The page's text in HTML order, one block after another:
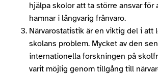
hjälpa skolor att ta större ansvar för
hamnar i långvarig frånvaro.
Närvarostatistik är en viktig del i att
skolans problem. Mycket av den
internationella forskningen på
varit möjlig genom tillgång till